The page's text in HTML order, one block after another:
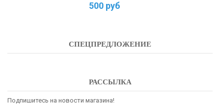
500 руб
СПЕЦПРЕДЛОЖЕНИЕ
РАССЫЛКА
Подпишитесь на новости магазина!